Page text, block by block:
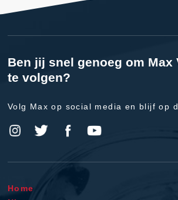
Ben jij snel genoeg om Max
te volgen?
Volg Max op social media en blijf op
Home